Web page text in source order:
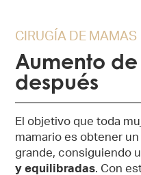
CIRUGÍA DE MAMAS
Aumento
después
El objetivo que toda
mamario es obtener
grande, consiguiendo
y equilibradas. Con